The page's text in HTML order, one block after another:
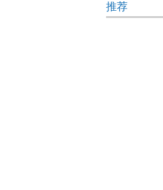
推荐